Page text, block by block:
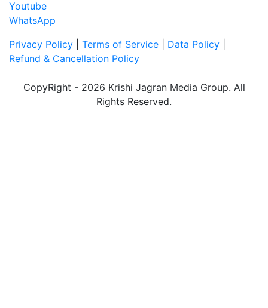
Youtube
WhatsApp
Privacy Policy
Terms of Service Data Policy
Refund & Cancellation Policy
CopyRight - 2026 Krishi Jagran Media Group. All
Rights Reserved.